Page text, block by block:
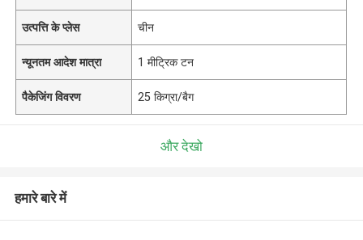
उत्पत्ति के प्लेस चीन
न्यूनतम आदेश मात्रा 1 मीट्रिक टन
पैकेजिंग विवरण 25 किग्रा/बैग
और देखो
हमारे बारे में